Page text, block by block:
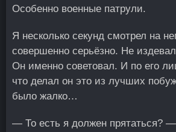
Особенно военные патрули.
Я несколько секунд смотрел на
совершенно серьёзно. Не
Он именно советовал. И по его
что делал он это из лучших
было жалко…
— То есть я должен прятаться?